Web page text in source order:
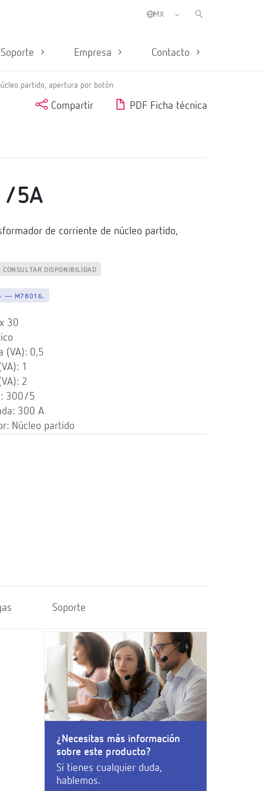
Soporte Empresa Contacto
partido, apertura por botón
Compartir PDF Ficha técnica
/5A
de corriente de núcleo partido,
CONSULTAR DISPONIBILIDAD
— M78016.
30
(VA): 0,5
1
2
300/5
300 A
Núcleo partido
Soporte
¿Necesitas más información
sobre este producto?
Si tienes cualquier duda,
hablemos.